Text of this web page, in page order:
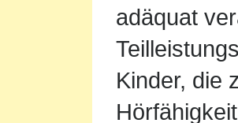
adäquat
Kinder, die